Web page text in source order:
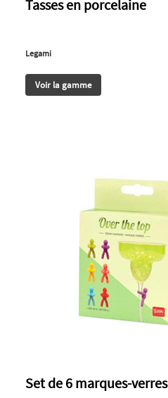
Tasses en porcelaine
Legami
Voir la gamme
Set de 6 marques-verres